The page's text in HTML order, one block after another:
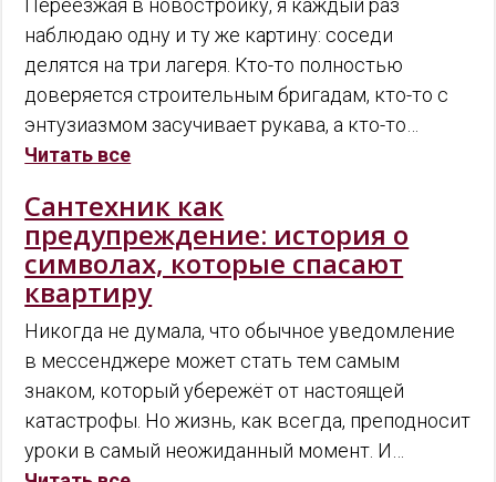
Переезжая в новостройку, я каждый раз
наблюдаю одну и ту же картину: соседи
делятся на три лагеря. Кто-то полностью
доверяется строительным бригадам, кто-то с
энтузиазмом засучивает рукава, а кто-то…
Читать все
Сантехник как
предупреждение: история о
символах, которые спасают
квартиру
Никогда не думала, что обычное уведомление
в мессенджере может стать тем самым
знаком, который убережёт от настоящей
катастрофы. Но жизнь, как всегда, преподносит
уроки в самый неожиданный момент. И…